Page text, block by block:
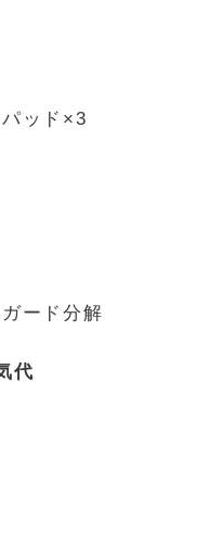
ッド×3
ード分解
代